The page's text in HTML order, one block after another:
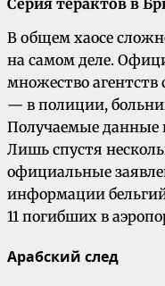
В общем хаосе
на самом деле.
множество агентств
— в полиции,
Получаемые данные
Лишь спустя
официальные
информации
11 погибших в
Арабский след